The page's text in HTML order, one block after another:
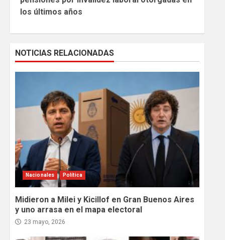
los últimos años
NOTICIAS RELACIONADAS
Nacionales Política
Midieron a Milei y Kicillof en Gran Buenos Aires
y uno arrasa en el mapa electoral
23 mayo, 2026